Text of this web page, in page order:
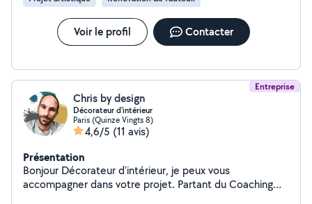
Voir le profil Contacter
Entreprise
Chris by design
Décorateur d'intérieur
Paris (Quinze Vingts 8)
4,6/5 (11 avis)
Présentation
Bonjour Décorateur d'intérieur, je peux vous
accompagner dans votre projet. Partant du Coaching